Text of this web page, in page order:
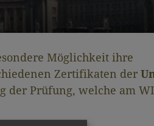
Möglichkeit ihre
Zertifikaten der
der Prüfung, welche am